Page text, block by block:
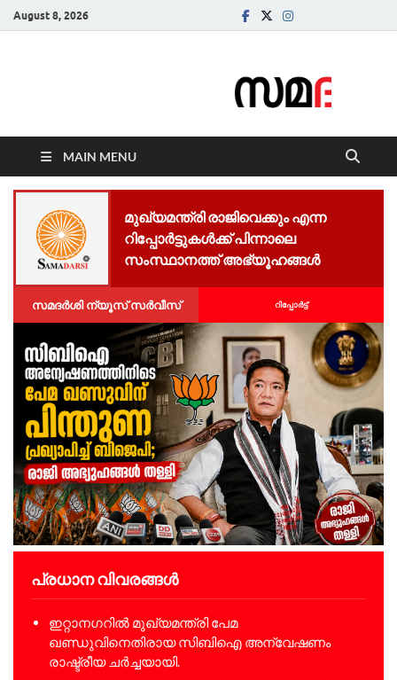
August 8, 2026
MAIN MENU
മുഖ്യമന്ത്രി രാജിവെക്കും എന്ന
റിപ്പോർട്ടുകൾക്ക് പിന്നാലെ
സംസ്ഥാനത്ത് അഭ്യൂഹങ്ങൾ
സമദർശി ന്യൂസ് സർവീസ് റിപ്പോര്‍ട്ട്
പ്രധാന വിവരങ്ങൾ
ഇറ്റാനഗറിൽ മുഖ്യമന്ത്രി പേമ
ഖണ്ഡുവിനെതിരായ സിബിഐ അന്വേഷണം
രാഷ്ട്രീയ ചർച്ചയായി.